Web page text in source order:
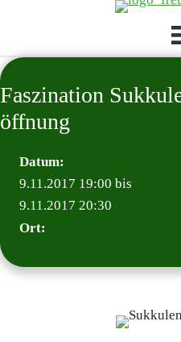
springen
Fas­zi­na­ti­on
öff­nung
Datum:
9.11.2017 19:00 bis
9.11.2017 20:30
Ort: